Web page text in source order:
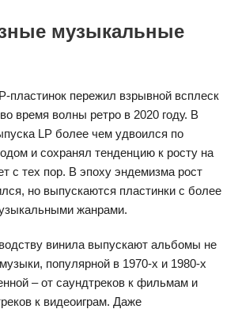
музыкальные
пластинок пережил взрывной всплеск
время волны ретро в 2020 году. В
LP более чем удвоился по
и сохранял тенденцию к росту на
с тех пор. В эпоху эндемизма рост
но выпускаются пластинки с более
жанрами.
винила выпускают альбомы не
популярной в 1970-х и 1980-х
– от саундтреков к фильмам и
к видеоиграм. Даже